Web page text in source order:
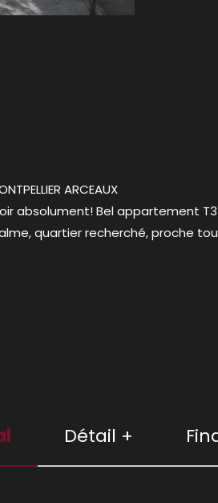
ARCEAUX
voir absolument! Bel
quartier recherché, proche
Détail +